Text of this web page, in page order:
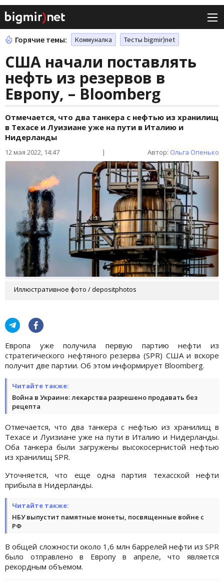
Горячие темы: Коммуналка Тесты bigmir)net
США начали поставлять
нефть из резервов в
Европу, – Bloomberg
Отмечается, что два танкера с нефтью из хранилищ
в Техасе и Луизиане уже на пути в Италию и
Нидерланды
12 мая 2022, 14:47 | Автор: Ольга Опенько
Иллюстративное фото / depositphotos
Европа уже получила первую партию нефти из
стратегического нефтяного резерва (SPR) США и вскоре
получит две партии. Об этом информирует Bloomberg.
Читайте также:
Война в Украине: лекарства разрешено продавать без
рецепта
Отмечается, что два танкера с нефтью из хранилищ в
Техасе и Луизиане уже на пути в Италию и Нидерланды.
Оба танкера были загружены высокосернистой нефтью
из хранилищ SPR.
Уточняется, что еще одна партия техасской нефти
прибыла в Нидерланды.
Читайте также:
НБУ выпустит памятные монеты, посвященные войне с
РФ
В общей сложности около 1,6 млн баррелей нефти из SPR
было отправлено в Европу в апреле, что является
рекордным объемом.